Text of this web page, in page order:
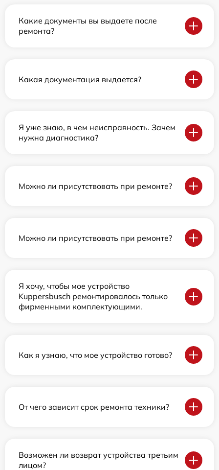
Какие документы вы выдаете после
ремонта?
Какая документация выдается?
Я уже знаю, в чем неисправность. Зачем
нужна диагностика?
Можно ли присутствовать при ремонте?
Можно ли присутствовать при ремонте?
Я хочу, чтобы мое устройство
Kuppersbusch ремонтировалось только
фирменными комплектующими.
Как я узнаю, что мое устройство готово?
От чего зависит срок ремонта техники?
Возможен ли возврат устройства третьим
лицом?